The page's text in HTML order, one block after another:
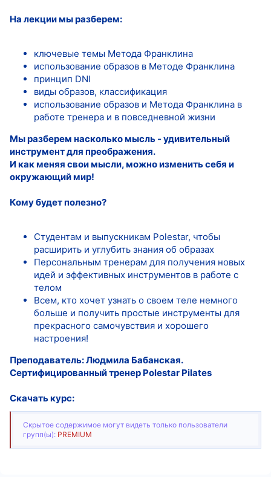
На лекции мы разберем:
ключевые темы Метода Франклина
использование образов в Методе Франклина
принцип DNI
виды образов, классификация
использование образов и Метода Франклина в
работе тренера и в повседневной жизни
Мы разберем насколько мысль - удивительный
инструмент для преображения.
И как меняя свои мысли, можно изменить себя и
окружающий мир!
Кому будет полезно?
Студентам и выпускникам Polestar, чтобы
расширить и углубить знания об образах
Персональным тренерам для получения новых
идей и эффективных инструментов в работе с
телом
Всем, кто хочет узнать о своем теле немного
больше и получить простые инструменты для
прекрасного самочувствия и хорошего
настроения!
Преподаватель: Людмила Бабанская.
Сертифицированный тренер Polestar Pilates
Скачать курс:
Скрытое содержимое могут видеть только пользователи
групп(ы): PREMIUM